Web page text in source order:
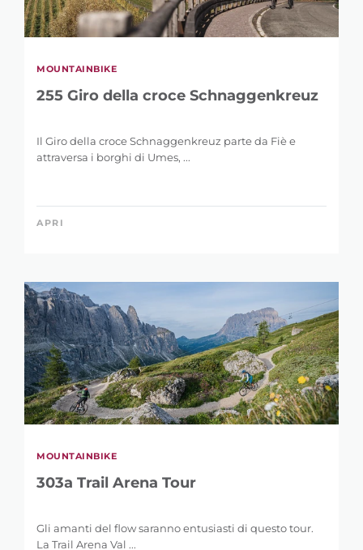
MOUNTAINBIKE
255 Giro della croce Schnaggenkreuz
Il Giro della croce Schnaggenkreuz parte da Fiè e
attraversa i borghi di Umes, ...
APRI
MOUNTAINBIKE
303a Trail Arena Tour
Gli amanti del flow saranno entusiasti di questo tour.
La Trail Arena Val ...